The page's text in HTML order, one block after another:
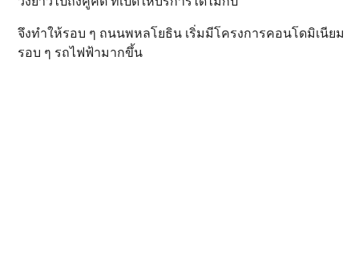
จึงทำให้รอบ ๆ ถนนพหลโยธิน เริ่มมีโครงการคอนโดมิเนียม
รอบ ๆ รถไฟฟ้ามากขึ้น